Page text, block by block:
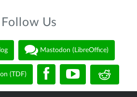
Follow Us
Mastodon (LibreOffice)
(TDF)